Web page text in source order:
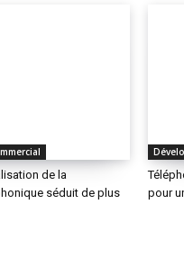
de la
séduit de plus
pour